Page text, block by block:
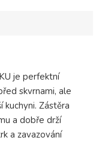
je perfektní
skvrnami, ale
kuchyni. Zástěra
a dobře drží
a zavazování